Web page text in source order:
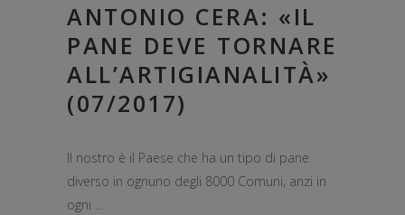
ANTONIO CERA: «IL
PANE DEVE TORNARE
ALL’ARTIGIANALITÀ»
(07/2017)
Il nostro è il Paese che ha un tipo di pane
diverso in ognuno degli 8000 Comuni, anzi in
ogni